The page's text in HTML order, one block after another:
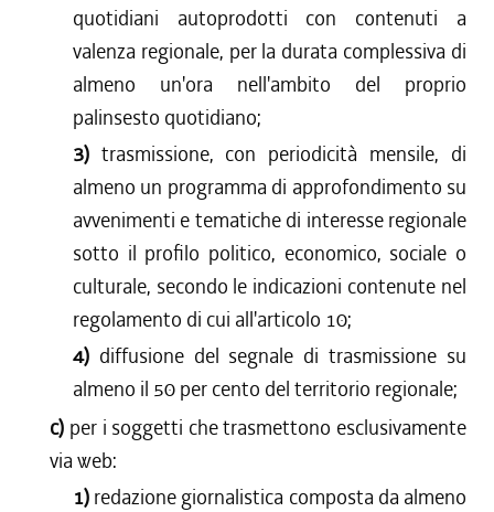
quotidiani autoprodotti con contenuti a
valenza regionale, per la durata complessiva di
almeno un'ora nell'ambito del proprio
palinsesto quotidiano;
3) trasmissione, con periodicità mensile, di
almeno un programma di approfondimento su
avvenimenti e tematiche di interesse regionale
sotto il profilo politico, economico, sociale o
culturale, secondo le indicazioni contenute nel
regolamento di cui all'articolo 10;
4) diffusione del segnale di trasmissione su
almeno il 50 per cento del territorio regionale;
c) per i soggetti che trasmettono esclusivamente
via web:
1) redazione giornalistica composta da almeno